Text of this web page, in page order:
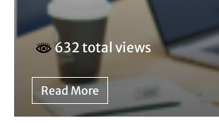
632 total views
Read More